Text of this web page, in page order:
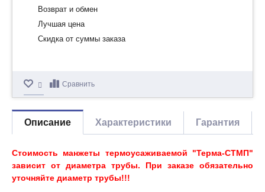
Возврат и обмен
Лучшая цена
Скидка от суммы заказа
Сравнить
Описание Характеристики Гарантия
Стоимость манжеты термоусаживаемой "Терма-СТМП"
зависит от диаметра трубы. При заказе обязательно
уточняйте диаметр трубы!!!